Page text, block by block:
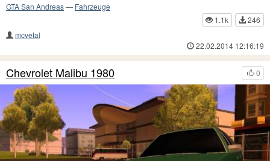
GTA San Andreas— Fahrzeuge
1.1k
246
mcvetal
22.02.2014 12:16:19
0
Chevrolet Malibu 1980